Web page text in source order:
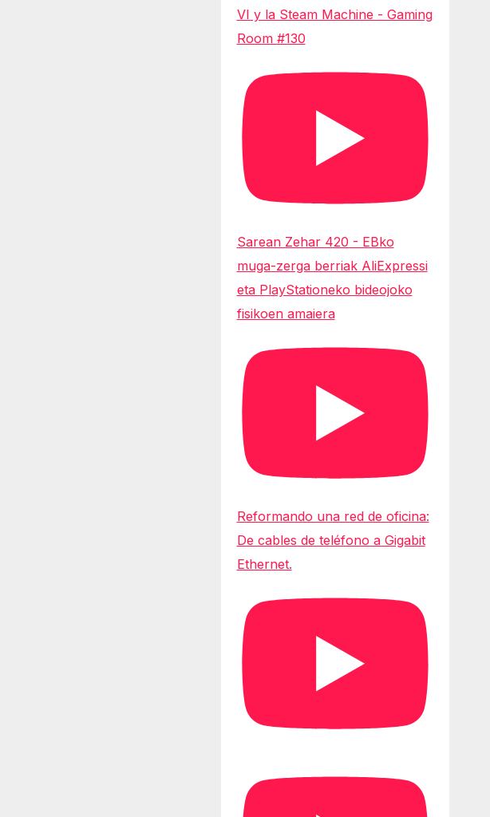
VI y la Steam Machine - Gaming
Room #130
Sarean Zehar 420 - EBko
muga-zerga berriak AliExpressi
eta PlayStationeko bideojoko
fisikoen amaiera
Reformando una red de oficina:
De cables de teléfono a Gigabit
Ethernet.